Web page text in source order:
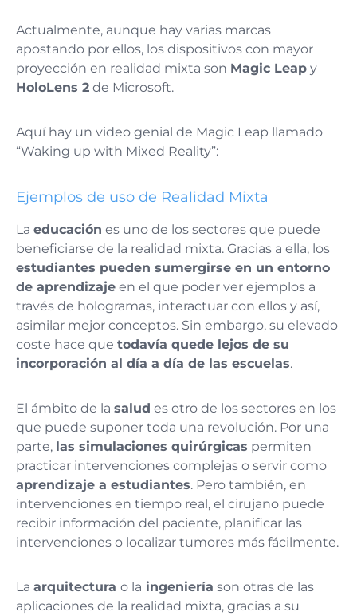
Actualmente, aunque hay varias marcas
apostando por ellos, los dispositivos con mayor
proyección en realidad mixta son Magic Leap y
HoloLens 2 de Microsoft.
Aquí hay un video genial de Magic Leap llamado
“Waking up with Mixed Reality”:
Ejemplos de uso de Realidad Mixta
La educación es uno de los sectores que puede
beneficiarse de la realidad mixta. Gracias a ella, los
estudiantes pueden sumergirse en un entorno
de aprendizaje en el que poder ver ejemplos a
través de hologramas, interactuar con ellos y así,
asimilar mejor conceptos. Sin embargo, su elevado
coste hace que todavía quede lejos de su
incorporación al día a día de las escuelas.
El ámbito de la salud es otro de los sectores en los
que puede suponer toda una revolución. Por una
parte, las simulaciones quirúrgicas permiten
practicar intervenciones complejas o servir como
aprendizaje a estudiantes. Pero también, en
intervenciones en tiempo real, el cirujano puede
recibir información del paciente, planificar las
intervenciones o localizar tumores más fácilmente.
La arquitectura o la ingeniería son otras de las
aplicaciones de la realidad mixta, gracias a su